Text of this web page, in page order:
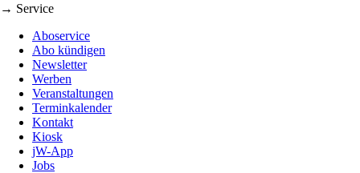
→ Service
Aboservice
Abo kündigen
Newsletter
Werben
Veranstaltungen
Terminkalender
Kontakt
Kiosk
jW-App
Jobs